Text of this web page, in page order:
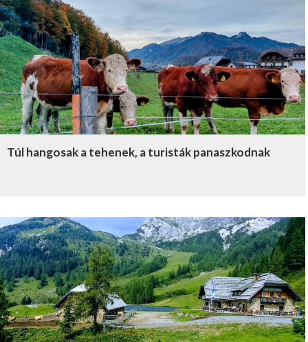
Túl hangosak a tehenek, a turisták panaszkodnak